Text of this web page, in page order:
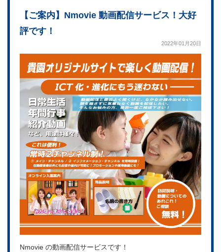
【ご案内】Nmovie 動画配信サービス！大好
評です！
2022年01月20日
Nmovie の動画配信サービスです！